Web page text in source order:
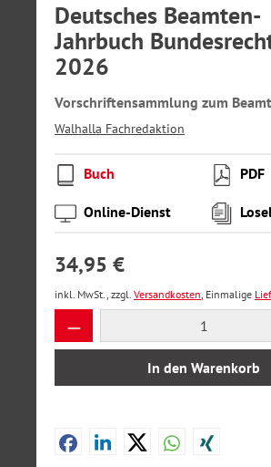
Deutsches Beamten-
Jahrbuch
2026
Vorschriftensammlung zum
Walhalla Fachredaktion
Buch PDF
Online-Dienst
34,95 €
inkl. MwSt., zzgl. Versandkosten, Einmalige
Produkt Anzahl: Gib
In den Warenkorb